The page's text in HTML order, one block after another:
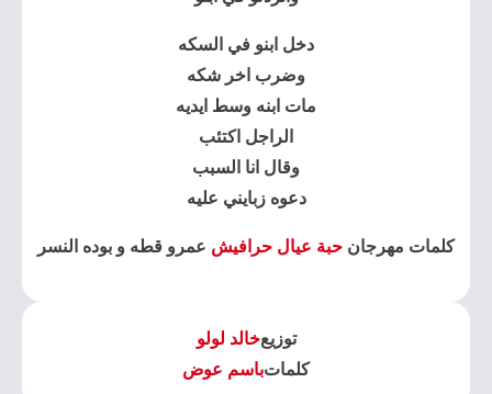
دخل ابنو في السكه
وضرب اخر شكه
مات ابنه وسط ايديه
الراجل اكتئب
وقال انا السبب
دعوه زبايني عليه
كلمات مهرجان حبة عيال حرافيش عمرو قطه و بوده النسر
توزيعخالد لولو
كلماتباسم عوض